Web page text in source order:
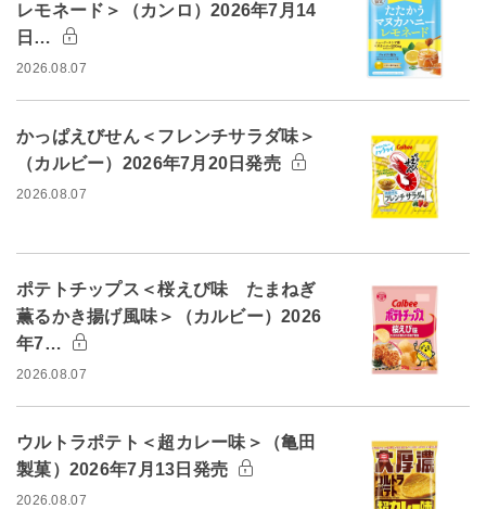
レモネード＞（カンロ）2026年7月14
日…
2026.08.07
かっぱえびせん＜フレンチサラダ味＞
（カルビー）2026年7月20日発売
2026.08.07
ポテトチップス＜桜えび味 たまねぎ
薫るかき揚げ風味＞（カルビー）2026
年7…
2026.08.07
ウルトラポテト＜超カレー味＞（亀田
製菓）2026年7月13日発売
2026.08.07